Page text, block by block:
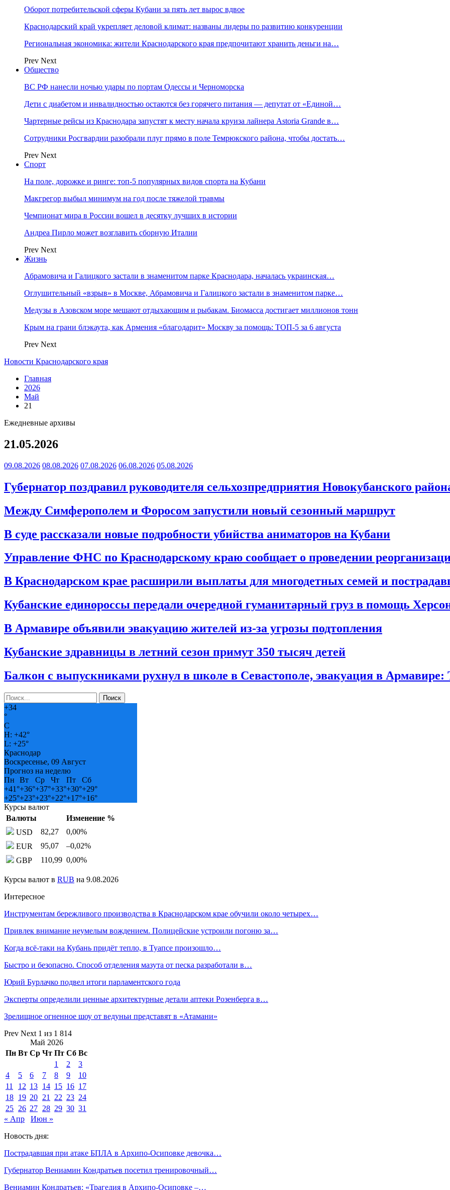
Оборот потребительской сферы Кубани за пять лет вырос вдвое
Краснодарский край укрепляет деловой климат: названы лидеры по развитию конкуренции
Региональная экономика: жители Краснодарского края предпочитают хранить деньги на…
Prev Next
Общество
ВС РФ нанесли ночью удары по портам Одессы и Черноморска
Дети с диабетом и инвалидностью остаются без горячего питания — депутат от «Единой…
Чартерные рейсы из Краснодара запустят к месту начала круиза лайнера Astoria Grande в…
Сотрудники Росгвардии разобрали плуг прямо в поле Темрюкского района, чтобы достать…
Prev Next
Спорт
На поле, дорожке и ринге: топ-5 популярных видов спорта на Кубани
Макгрегор выбыл минимум на год после тяжелой травмы
Чемпионат мира в России вошел в десятку лучших в истории
Андреа Пирло может возглавить сборную Италии
Prev Next
Жизнь
Абрамовича и Галицкого застали в знаменитом парке Краснодара, началась украинская…
Оглушительный «взрыв» в Москве, Абрамовича и Галицкого застали в знаменитом парке…
Медузы в Азовском море мешают отдыхающим и рыбакам. Биомасса достигает миллионов тонн
Крым на грани блэкаута, как Армения «благодарит» Москву за помощь: ТОП-5 за 6 августа
Prev Next
Новости Краснодарского края
Главная
2026
Май
21
Ежедневные архивы
21.05.2026
09.08.2026 08.08.2026 07.08.2026 06.08.2026 05.08.2026
Губернатор поздравил руководителя сельхозпредприятия Новокубанского
Между Симферополем и Форосом запустили новый сезонный маршрут
В суде рассказали новые подробности убийства аниматоров на Кубани
Управление ФНС по Краснодарскому краю сообщает о проведении
В Краснодарском крае расширили выплаты для многодетных семей и
Кубанские единороссы передали очередной гуманитарный груз в помощь
В Армавире объявили эвакуацию жителей из-за угрозы подтопления
Кубанские здравницы в летний сезон примут 350 тысяч детей
Балкон с выпускниками рухнул в школе в Севастополе, эвакуация в
+34
°
C
H: +42°
L: +25°
Краснодар
Воскресенье, 09 Август
Прогноз на неделю
Пн
Вт Ср Чт Пт
Сб
+41°+36°+37°+33°+30°+29°
+25°+23°+23°+22°+17°+16°
Курсы валют
Валюты
Изменение %
USD
82,27 0,00%
EUR
95,07 –0,02%
GBP
110,99 0,00%
Курсы валют в RUB на 9.08.2026
Интересное
Инструментам бережливого производства в Краснодарском крае обучили около четырех…
Привлек внимание неумелым вождением. Полицейские устроили погоню за…
Когда всё-таки на Кубань придёт тепло, в Туапсе произошло…
Быстро и безопасно. Способ отделения мазута от песка разработали в…
Юрий Бурлачко подвел итоги парламентского года
Эксперты определили ценные архитектурные детали аптеки Розенберга в…
Зрелищное огненное шоу от ведуньи представят в «Атамани»
Prev Next 1 из 1 814
Май 2026
Пн Вт Ср Чт Пт Сб Вс
1
2
3
4
5 6 7 8 9
10
11
12 13 14 15 16 17
18 19 20 21 22 23 24
25 26 27 28 29 30 31
« Апр
Июн »
Новость дня:
Пострадавшая при атаке БПЛА в Архипо-Осиповке девочка…
Губернатор Вениамин Кондратьев посетил тренировочный…
Вениамин Кондратьев: «Трагедия в Архипо-Осиповке –…